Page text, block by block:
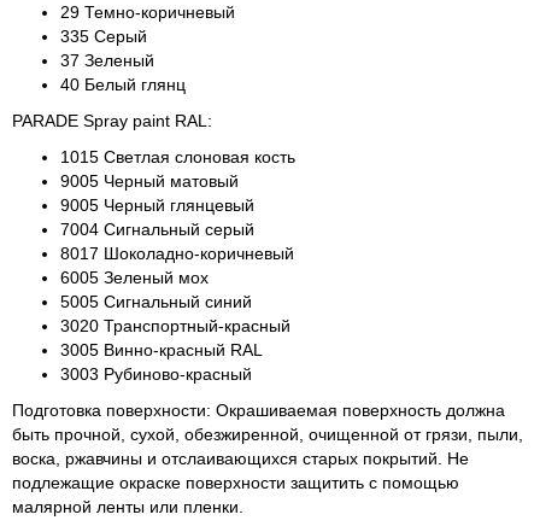
29 Темно-коричневый
335 Серый
37 Зеленый
40 Белый глянц
PARADE Spray paint RAL:
1015 Светлая слоновая кость
9005 Черный матовый
9005 Черный глянцевый
7004 Сигнальный серый
8017 Шоколадно-коричневый
6005 Зеленый мох
5005 Сигнальный синий
3020 Транспортный-красный
3005 Винно-красный RAL
3003 Рубиново-красный
Подготовка поверхности: Окрашиваемая поверхность должна
быть прочной, сухой, обезжиренной, очищенной от грязи, пыли,
воска, ржавчины и отслаивающихся старых покрытий. Не
подлежащие окраске поверхности защитить с помощью
малярной ленты или пленки.